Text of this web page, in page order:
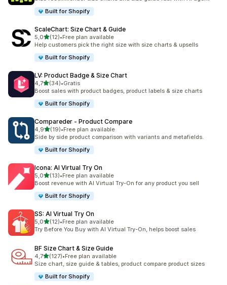
Built for Shopify
ScaleChart: Size Chart & Guide
5,0av 5 stjerner
(12)
Totalt 12 omtaler
•Free plan available
Help customers pick the right size with size charts & upsells
Built for Shopify
LV: Product Badge & Size Chart
4,7av 5 stjerner
(34)
Totalt 34 omtaler
•Gratis
Boost sales with product badges, product labels & size charts
Built for Shopify
Compareder ‑ Product Compare
4,9av 5 stjerner
(19)
Totalt 19 omtaler
•Free plan available
Side by side product comparison with variants and metafields.
Built for Shopify
Icona: AI Virtual Try On
5,0av 5 stjerner
(13)
Totalt 13 omtaler
•Free plan available
Boost revenue with AI Virtual Try-On for any product you sell
Built for Shopify
SS: AI Virtual Try On
5,0av 5 stjerner
(12)
Totalt 12 omtaler
•Free plan available
Try Before You Buy with AI Virtual Try-On, helps boost sales
BF Size Chart & Size Guide
4,7av 5 stjerner
(127)
Totalt 127 omtaler
•Free plan available
Size chart, size guide & tables, product compare product sizes
Built for Shopify